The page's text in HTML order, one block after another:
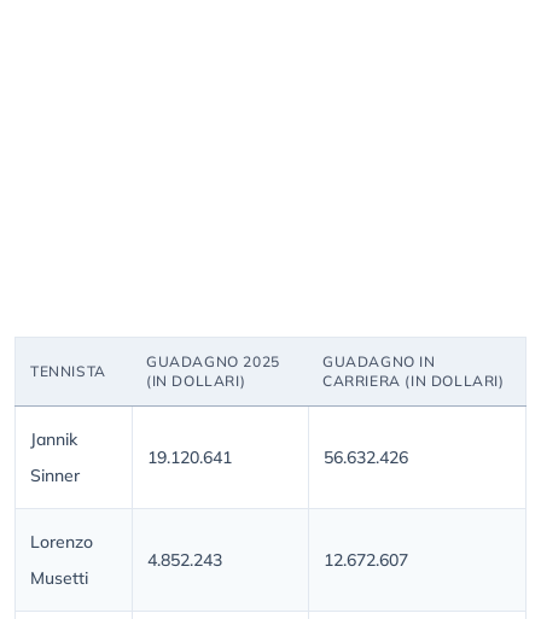
TENNISTA
GUADAGNO 2025
(IN DOLLARI)
GUADAGNO IN
CARRIERA (IN DOLLARI)
Jannik
Sinner
19.120.641 56.632.426
Lorenzo
Musetti
4.852.243 12.672.607